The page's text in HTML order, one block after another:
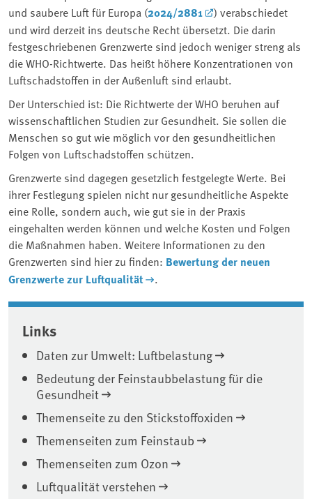
und saubere Luft für Europa (2024/2881
) verabschiedet
und wird derzeit ins deutsche Recht übersetzt. Die darin
festgeschriebenen Grenzwerte sind jedoch weniger streng als
die WHO-Richtwerte. Das heißt höhere Konzentrationen von
Luftschadstoffen in der Außenluft sind erlaubt.
Der Unterschied ist: Die Richtwerte der WHO beruhen auf
wissenschaftlichen Studien zur Gesundheit. Sie sollen die
Menschen so gut wie möglich vor den gesundheitlichen
Folgen von Luftschadstoffen schützen.
Grenzwerte sind dagegen gesetzlich festgelegte Werte. Bei
ihrer Festlegung spielen nicht nur gesundheitliche Aspekte
eine Rolle, sondern auch, wie gut sie in der Praxis
eingehalten werden können und welche Kosten und Folgen
die Maßnahmen haben. Weitere Informationen zu den
Grenzwerten sind hier zu finden: Bewertung der neuen
Grenzwerte zur Luftqualität
.
Associated content
Links
Daten zur Umwelt: Luftbelastung
Bedeutung der Feinstaubbelastung für die
Gesundheit
Themenseite zu den Stickstoffoxiden
Themenseiten zum Feinstaub
Themenseiten zum Ozon
Luftqualität verstehen